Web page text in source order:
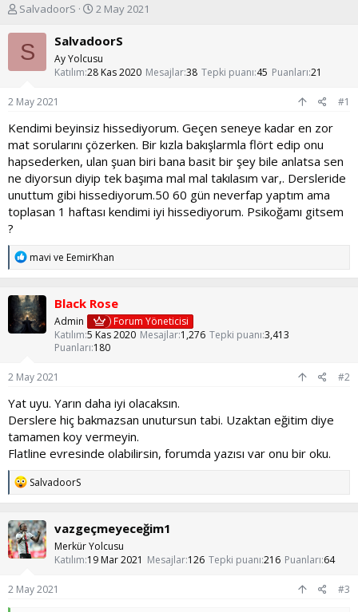
K
n
u
a
ş
l
a
t
a
n
SalvadoorS
B
ş
a
n
ç
t
a
r
i
h
i
2 May 2021
S SalvadoorS
Ay Yolcusu
Katılım 28 Kas 2020 Mesajlar38 Tepki puanı 45 Puanları 21
2 May 2021 #1
Kendimi beyinsiz hissediyorum. Geçen seneye kadar en zor
mat sorularını çözerken. Bir kızla bakışlarmla flört edip onu
hapsederken, ulan şuan biri bana basit bir şey bile anlatsa sen
ne diyorsun diyip tek başıma mal mal takılasım var,. Dersleride
unuttum gibi hissediyorum.50 60 gün neverfap yaptım ama
toplasan 1 haftası kendimi iyi hissediyorum. Psikoğamı gitsem
?
T
p
k
i
l
e
mavi ve EemirKhan
Black Rose
Admin
Forum Yöneticisi
Katılım 5 Kas 2020 Mesajlar 1,276 Tepki puanı 3,413
Puanları 180
2 May 2021 #2
Yat uyu. Yarın daha iyi olacaksın.
Derslere hiç bakmazsan unutursun tabi. Uzaktan eğitim diye
tamamen koy vermeyin.
Flatline evresinde olabilirsin, forumda yazısı var onu bir oku.
T
p
k
i
l
e
SalvadoorS
vazgeçmeyeceğim1
Merkür Yolcusu
Katılım 19 Mar 2021 Mesajlar 126 Tepki puanı 216 Puanları 64
2 May 2021 #3